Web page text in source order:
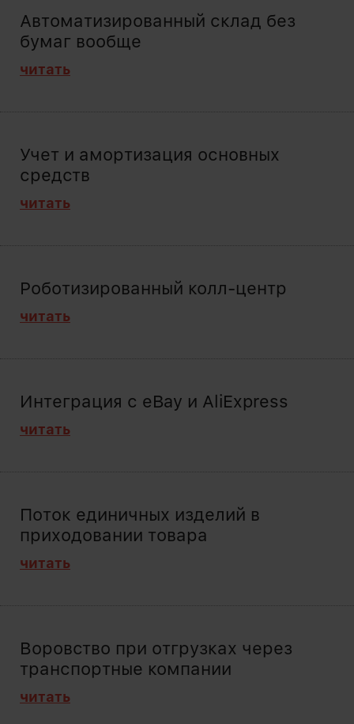
Автоматизированный склад без
бумаг вообще
читать
Учет и амортизация основных
средств
читать
Роботизированный колл-центр
читать
Интеграция с eBay и AliExpress
читать
Поток единичных изделий в
приходовании товара
читать
Воровство при отгрузках через
транспортные компании
читать